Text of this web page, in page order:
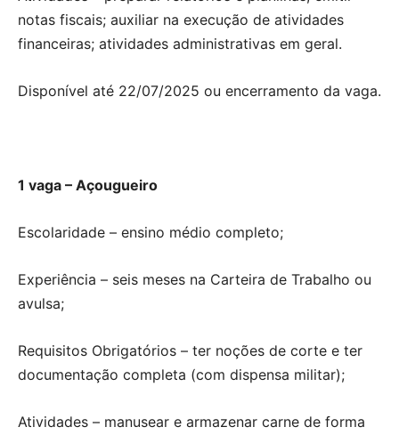
notas fiscais; auxiliar na execução de atividades
financeiras; atividades administrativas em geral.
Disponível até 22/07/2025 ou encerramento da vaga.
1 vaga – Açougueiro
Escolaridade – ensino médio completo;
Experiência – seis meses na Carteira de Trabalho ou
avulsa;
Requisitos Obrigatórios – ter noções de corte e ter
documentação completa (com dispensa militar);
Atividades – manusear e armazenar carne de forma